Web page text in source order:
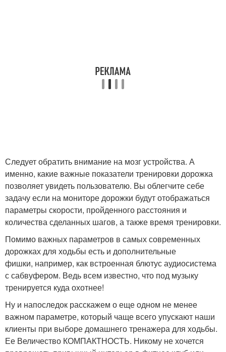
Следует обратить внимание на мозг устройства. А
именно, какие важные показатели тренировки дорожка
позволяет увидеть пользователю. Вы облегчите себе
задачу если на мониторе дорожки будут отображаться
параметры скорости, пройденного расстояния и
количества сделанных шагов, а также время тренировки.
Помимо важных параметров в самых современных
дорожках для ходьбы есть и дополнительные
фишки, например, как встроенная блютус аудиосистема
с сабвуфером. Ведь всем известно, что под музыку
тренируется куда охотнее!
Ну и напоследок расскажем о еще одном не менее
важном параметре, который чаще всего упускают наши
клиенты при выборе домашнего тренажера для ходьбы.
Ее Величество КОМПАКТНОСТЬ. Никому не хочется